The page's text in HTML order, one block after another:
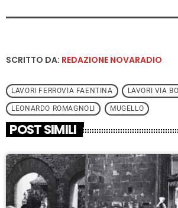
SCRITTO DA: REDAZIONE NOVARADIO
LAVORI FERROVIA FAENTINA LAVORI VIA
LEONARDO ROMAGNOLI MUGELLO
POST SIMILI